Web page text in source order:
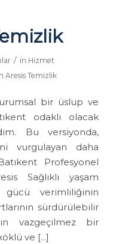
/ in Hizmet
Aresis Temizlik
bir üslup ve
odaklı olacak
Bu versiyonda,
vurgulayan daha
Profesyonel
Sağlıklı yaşam
gücü verimliliğinin
sürdürülebilir
vazgeçilmez bir
ve […]